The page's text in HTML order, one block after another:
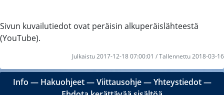
Sivun kuvailutiedot ovat peräisin alkuperäislähteestä
(YouTube).
Julkaistu 2017-12-18 07:00:01 / Tallennettu 2018-03-16
Info ― Hakuohjeet―Viittausohje―Yhteystiedot―